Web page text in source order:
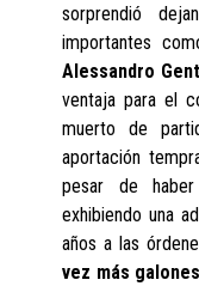
sorprendió
importantes
Alessandro
ventaja para el
muerto de
aportación
pesar de
exhibiendo una
años a las
vez más